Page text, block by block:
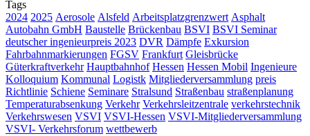
Tags
2024 2025 Aerosole Alsfeld Arbeitsplatzgrenzwert Asphalt
Autobahn GmbH Baustelle Brückenbau BSVI BSVI Seminar
deutscher ingenieurpreis 2023 DVR Dämpfe Exkursion
Fahrbahnmarkierungen FGSV Frankfurt Gleisbrücke
Güterkraftverkehr Hauptbahnhof Hessen Hessen Mobil Ingenieure
Kolloquium Kommunal Logistk Mitgliederversammlung preis
Richtlinie Schiene Seminare Stralsund Straßenbau straßenplanung
Temperaturabsenkung Verkehr Verkehrsleitzentrale verkehrstechnik
Verkehrswesen VSVI VSVI-Hessen VSVI-Mitgliederversammlung
VSVI- Verkehrsforum wettbewerb